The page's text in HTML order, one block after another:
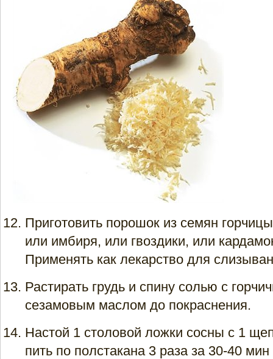
Приготовить порошок из семян
или имбиря, или гвоздики, или
Применять как лекарство для
Растирать грудь и спину солью с
сезамовым маслом до покраснения.
Настой 1 столовой ложки сосны с 1
пить по полстакана 3 раза за 30-40